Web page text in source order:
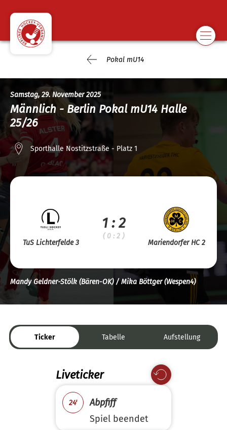
Pokal mU14
Samstag, 29. November 2025
Männlich - Berlin Pokal mU14 Halle
25/26
Sporthalle Nostitzstraße - Platz 1
TuS Lichterfelde 3
1 : 2
( 0 : 2 )
Mariendorfer HC 2
Mandy Geldner-Stölk (Bären-OK) / Mika Böttger (Wespen4)
Ticker Tabelle Aufstellung
Liveticker
24'
Abpfiff
Spiel beendet